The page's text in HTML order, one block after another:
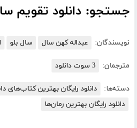
جستجو: دانلود تقویم سال
نویسندگان: عبداله کهن سال سال بلو
مترجمان: 3 سوت دانلود
دسته‌ها:
دانلود رایگان بهترین کتاب‌های
دانلود رایگان بهترین رمان‌ها